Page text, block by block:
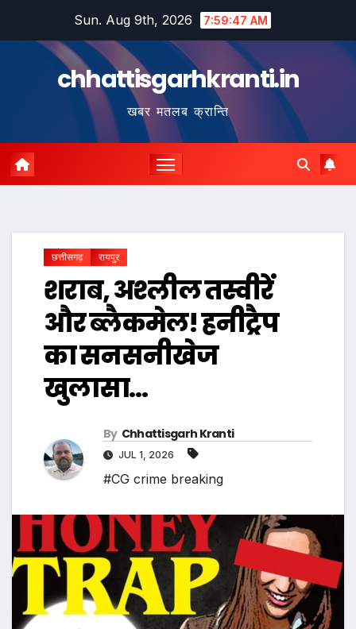
Sun. Aug 9th, 2026 7:59:48 AM
chhattisgarhkranti.in
खबर मतलब क्रान्ति
छत्तीसगढ़ रायपुर
शराब, अश्लील तस्वीरें
और ब्लैकमेल! हनीट्रैप
का सनसनीखेज
खुलासा…
By Chhattisgarh Kranti
JUL 1, 2026
#CG crime breaking